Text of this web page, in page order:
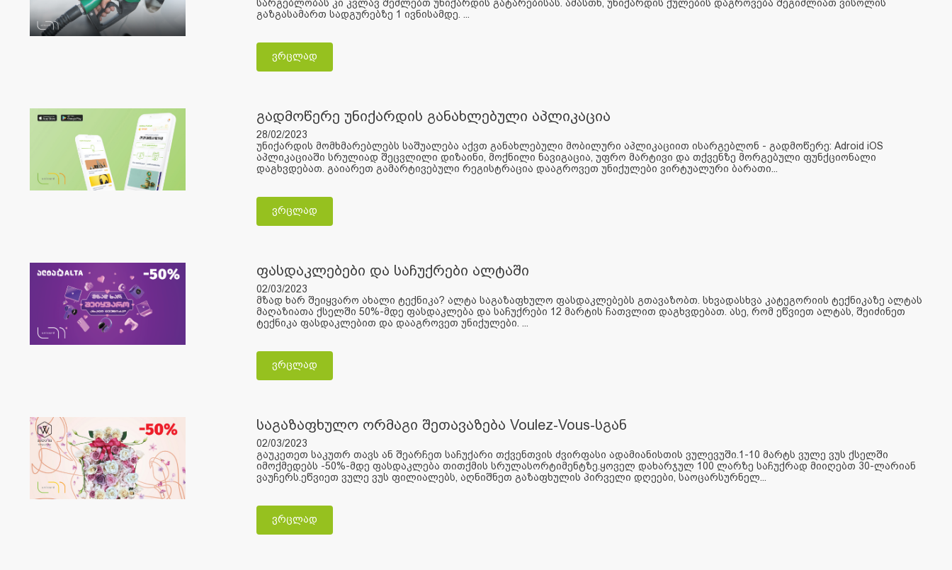
სარგებლობას კი კვლავ შეძლებთ უნიქარდის გატარებისას. ამასთნ, უნიქარდის ქულების დაგროვება შეგიძლიათ ვისოლის
გაზგასამართ სადგურებზე 1 ივნისამდე. ...
ვრცლად
გადმოწერე უნიქარდის განახლებული აპლიკაცია
28/02/2023
უნიქარდის მომხმარებლებს საშუალება აქვთ განახლებული მობილური აპლიკაციით ისარგებლონ - გადმოწერე: Adroid iOS
აპლიკაციაში სრულიად შეცვლილი დიზაინი, მოქნილი ნავიგაცია, უფრო მარტივი და თქვენზე მორგებული ფუნქციონალი
დაგხვდებათ. გაიარეთ გამარტივებული რეგისტრაცია დააგროვეთ უნიქულები ვირტუალური ბარათი...
ვრცლად
ფასდაკლებები და საჩუქრები ალტაში
02/03/2023
მზად ხარ შეიყვარო ახალი ტექნიკა? ალტა საგაზაფხულო ფასდაკლებებს გთავაზობთ. სხვადასხვა კატეგორიის ტექნიკაზე ალტას
მაღაზიათა ქსელში 50%-მდე ფასდაკლება და საჩუქრები 12 მარტის ჩათვლით დაგხვდებათ. ასე, რომ ეწვიეთ ალტას, შეიძინეთ
ტექნიკა ფასდაკლებით და დააგროვეთ უნიქულები. ...
ვრცლად
საგაზაფხულო ორმაგი შეთავაზება Voulez-Vous-სგან
02/03/2023
გაუკეთეთ საკუთრ თავს ან შეარჩეთ საჩუქარი თქვენთვის ძვირფასი ადამიანისთის ვულევუში.1-10 მარტს ვულე ვუს ქსელში
იმოქმედებს -50%-მდე ფასდაკლება თითქმის სრულასორტიმენტზე.ყოველ დახარჯულ 100 ლარზე საჩუქრად მიიღებთ 30-ლარიან
ვაუჩერს.ეწვიეთ ვულე ვუს ფილიალებს, აღნიშნეთ გაზაფხულის პირველი დღეები, საოცარსურნელ...
ვრცლად